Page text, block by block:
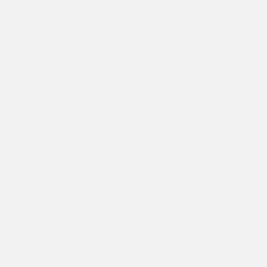
“Академик А.П.Қаюмов ва мумтоз
ўрганиш бўйича кўзга кўринган
оид қўлёзма манбалар; в) Шарқ мумтоз